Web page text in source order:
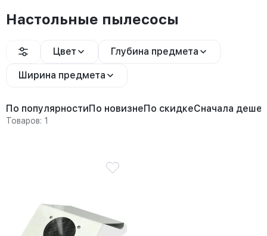
Настольные пылесосы
Цвет Глубина предмета
Ширина предмета
По популярностиПо новизнеПо скидкеСначала
Товаров: 1